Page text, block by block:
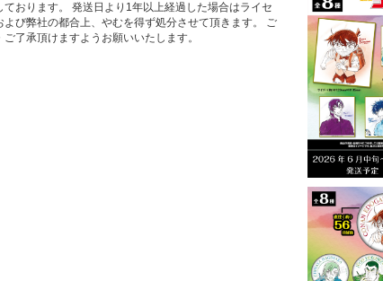
ております。 発送日より1年以上経過した場合はライセ
よび弊社の都合上、やむを得ず処分させて頂きます。 ご
ご了承頂けますようお願いいたします。